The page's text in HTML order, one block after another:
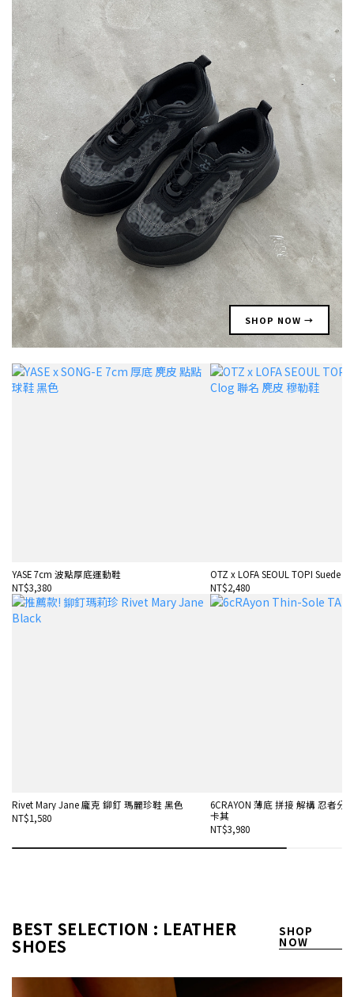
SHOP NOW →
YASE 7cm 波點厚底運動鞋
NT$3,380
OTZ x LOFA SEOUL TOPI Suede
NT$2,480
Rivet Mary Jane 龐克 鉚釘 瑪麗珍鞋 黑色
NT$1,580
6CRAYON 薄底 拼接 解構 忍者分
卡其
NT$3,980
BEST SELECTION : LEATHER
SHOES
SHOP
NOW